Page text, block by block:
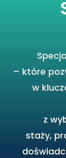
– które
w
z
staży,